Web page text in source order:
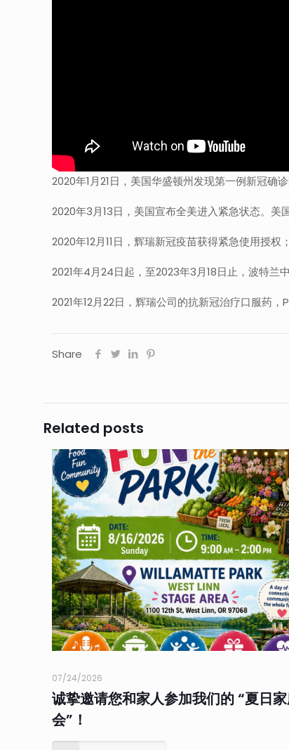
2020年1月21日，美国华盛顿州发现第一例新冠确
2020年3月13日，美国宣布全美进入紧急状态。美
2020年12月11日，辉瑞新冠疫苗获得紧急使用授
2021年4月24日起，至2023年3月18日止，波特兰
2021年12月22日，辉瑞公司的抗新冠治疗口服药
Share
Related posts
07/24/2026
诚挚邀请您和家人参加我们的 “夏日
会”！